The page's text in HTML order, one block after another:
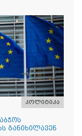
პოლიტიკა
განიხილავენ